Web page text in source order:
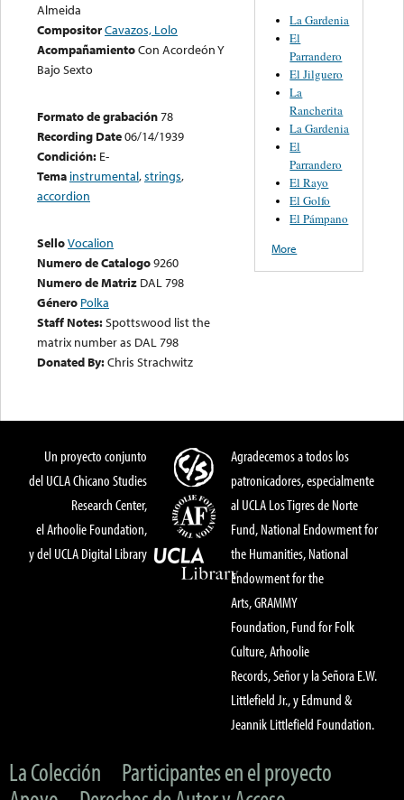
Almeida
CompositorCavazos, Lolo
AcompañamientoCon Acordeón Y
Bajo Sexto
Formato de grabación78
Recording Date06/14/1939
Condición: E-
Tema instrumental,strings,
accordion
SelloVocalion
Numero de Catalogo9260
Numero de Matriz DAL 798
Género Polka
Staff Notes:Spottswood list the
matrix number as DAL 798
Donated By:Chris Strachwitz
La Gardenia
El
Parrandero
El Jilguero
La
Rancherita
La Gardenia
El
Parrandero
El Rayo
El Golfo
El Pámpano
More
Un proyecto conjunto
del UCLA Chicano Studies
Research Center,
el Arhoolie Foundation,
y del UCLA Digital Library
Agradecemos a todos los
patronicadores, especialmente
al UCLA Los Tigres de Norte
Fund, National Endowment for
the Humanities, National
Endowment for the
Arts, GRAMMY
Foundation, Fund for Folk
Culture, Arhoolie
Records, Señor y la Señora E.W.
Littlefield Jr., y Edmund &
Jeannik Littlefield Foundation.
La Colección
Participantes en el proyecto